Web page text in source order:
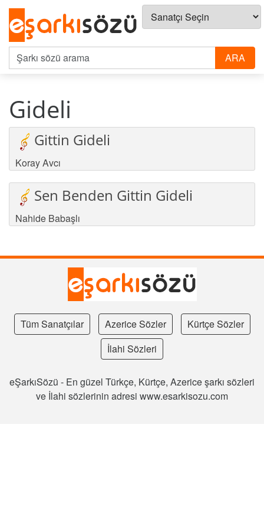
Gideli
Gittin Gideli
Koray Avcı
Sen Benden Gittin Gideli
Nahide Babaşlı
Tüm Sanatçılar Azerice Sözler
Kürtçe Sözler
İlahi Sözleri
eŞarkıSözü - En güzel Türkçe, Kürtçe, Azerice şarkı sözleri
ve İlahi sözlerinin adresi www.esarkisozu.com